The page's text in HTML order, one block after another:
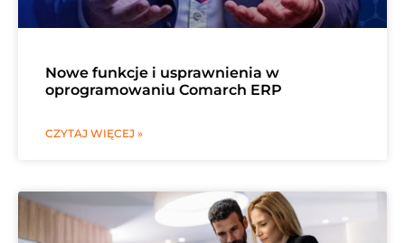
Nowe funkcje i usprawnienia w
oprogramowaniu Comarch ERP
CZYTAJ WIĘCEJ »